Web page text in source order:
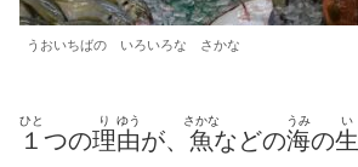
うおいちばの いろいろな さかな
１
ひと
つの理
り
由
ゆう
が、 魚
さかな
などの海
うみ
の生
い